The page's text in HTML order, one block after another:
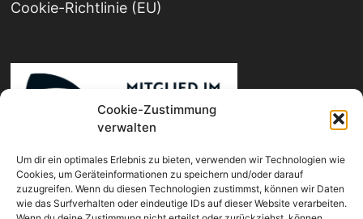
Cookie-Zustimmung
verwalten
Um dir ein optimales Erlebnis zu bieten, verwenden wir Technologien wie
Cookies, um Geräteinformationen zu speichern und/oder darauf
zuzugreifen. Wenn du diesen Technologien zustimmst, können wir Daten
wie das Surfverhalten oder eindeutige IDs auf dieser Website verarbeiten.
Cookie-Richtlinie (EU)